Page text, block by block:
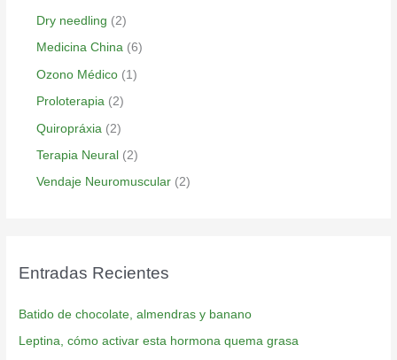
Dry needling (2)
Medicina China (6)
Ozono Médico (1)
Proloterapia (2)
Quiropráxia (2)
Terapia Neural (2)
Vendaje Neuromuscular (2)
Entradas Recientes
Batido de chocolate, almendras y banano
Leptina, cómo activar esta hormona quema grasa